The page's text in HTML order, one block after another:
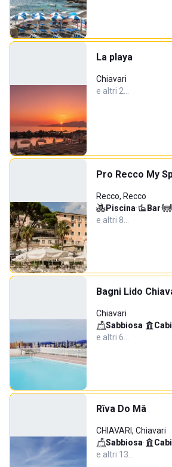
La playa
Chiavari
e altri 2…
Pro Recco My
Recco, Recco
Piscina· Bar·
e altri 8…
Bagni Lido
Chiavari
Sabbiosa·
e altri 6…
Rîva Do Mâ
CHIAVARI, Chiavari
Sabbiosa·
e altri 13…